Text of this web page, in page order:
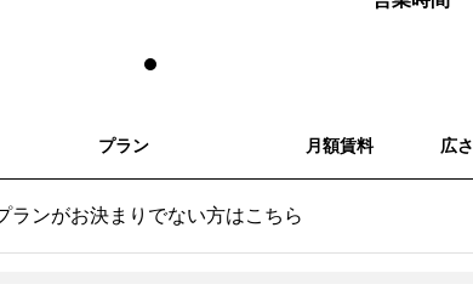
プラン 月額賃料 広さ
ランがお決まりでない方はこちら